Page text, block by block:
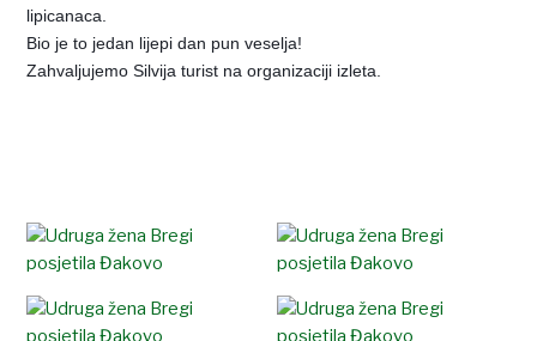
lipicanaca.
Bio je to jedan lijepi dan pun veselja!
Zahvaljujemo Silvija turist na organizaciji izleta.